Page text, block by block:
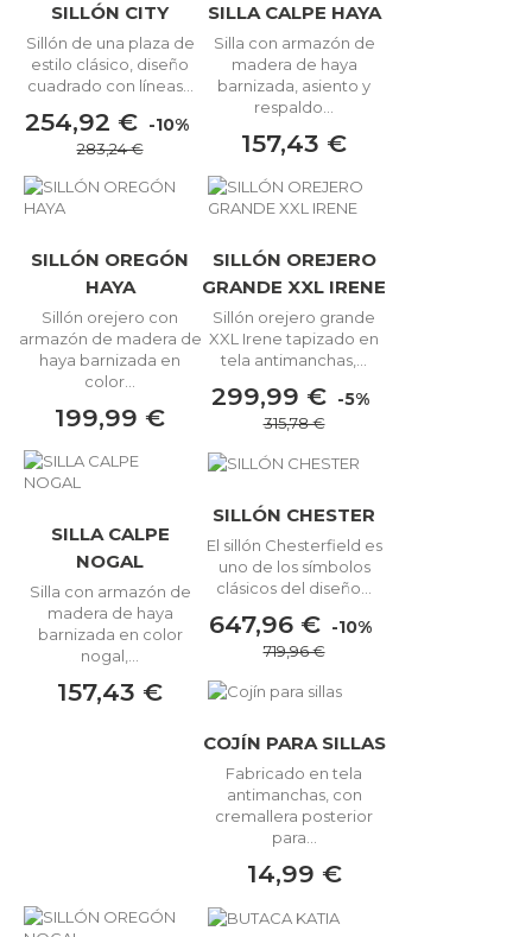
SILLÓN CITY
Sillón de una plaza de
estilo clásico, diseño
cuadrado con líneas...
254,92 € -10%
283,24 €
SILLA CALPE HAYA
Silla con armazón de
madera de haya
barnizada, asiento y
respaldo...
157,43 €
SILLÓN OREGÓN
HAYA
Sillón orejero con
armazón de madera de
haya barnizada en
color...
199,99 €
SILLÓN OREJERO
GRANDE XXL IRENE
Sillón orejero grande
XXL Irene tapizado en
tela antimanchas,...
299,99 € -5%
315,78 €
SILLA CALPE
NOGAL
Silla con armazón de
madera de haya
barnizada en color
nogal,...
157,43 €
SILLÓN CHESTER
El sillón Chesterfield es
uno de los símbolos
clásicos del diseño...
647,96 € -10%
719,96 €
COJÍN PARA SILLAS
Fabricado en tela
antimanchas, con
cremallera posterior
para...
14,99 €